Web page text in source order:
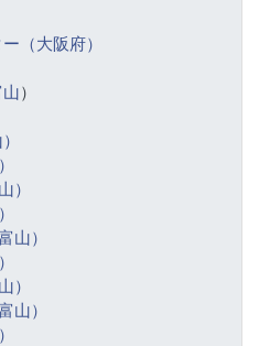
（大阪府）
）
）
山）
）
山）